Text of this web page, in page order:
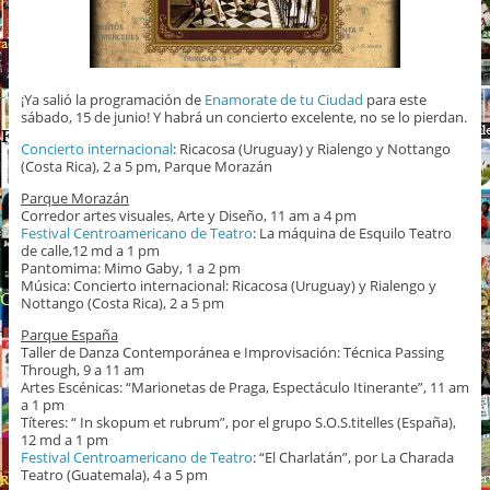
¡Ya salió la programación de Enamorate de tu Ciudad para este
sábado, 15 de junio! Y habrá un concierto excelente, no se lo pierdan.
Concierto internacional: Ricacosa (Uruguay) y Rialengo y Nottango
(Costa Rica), 2 a 5 pm, Parque Morazán
Parque Morazán
Corredor artes visuales, Arte y Diseño, 11 am a 4 pm
Festival Centroamericano de Teatro: La máquina de Esquilo Teatro
de calle,12 md a 1 pm
Pantomima: Mimo Gaby, 1 a 2 pm
Música: Concierto internacional: Ricacosa (Uruguay) y Rialengo y
Nottango (Costa Rica), 2 a 5 pm
Parque España
Taller de Danza Contemporánea e Improvisación: Técnica Passing
Through, 9 a 11 am
Artes Escénicas: “Marionetas de Praga, Espectáculo Itinerante”, 11 am
a 1 pm
Títeres: “ In skopum et rubrum”, por el grupo S.O.S.titelles (España),
12 md a 1 pm
Festival Centroamericano de Teatro: “El Charlatán”, por La Charada
Teatro (Guatemala), 4 a 5 pm